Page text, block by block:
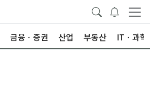
금융ㆍ증권 산업 부동산 ITㆍ과학